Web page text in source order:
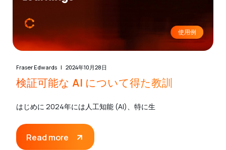
使用例
検証可能な AI について得た教訓
はじめに 2024年には人工知能 (AI)、特に生
Read more
Fraser Edwards 2024年10月28日